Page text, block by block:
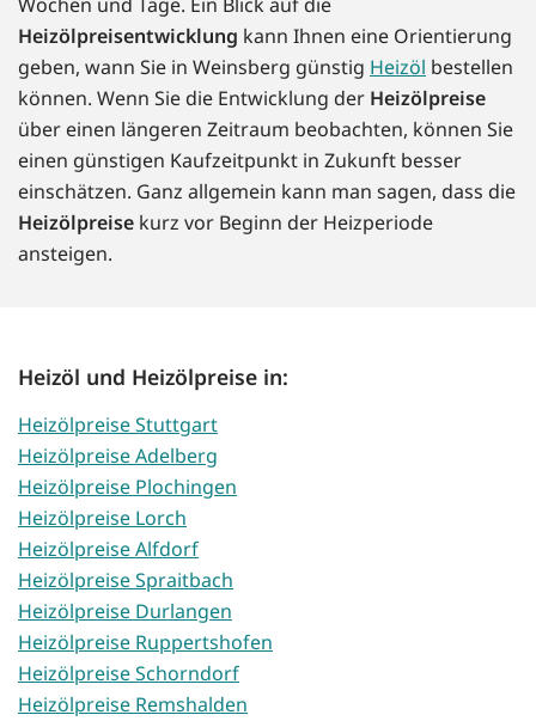
Heizölpreisentwicklung kann Ihnen eine Orientierung
geben, wann Sie in Weinsberg günstig Heizöl bestellen
können. Wenn Sie die Entwicklung der Heizölpreise
über einen längeren Zeitraum beobachten, können Sie
einen günstigen Kaufzeitpunkt in Zukunft besser
einschätzen. Ganz allgemein kann man sagen, dass die
Heizölpreise kurz vor Beginn der Heizperiode
ansteigen.
Heizöl und Heizölpreise in:
Heizölpreise Stuttgart
Heizölpreise Adelberg
Heizölpreise Plochingen
Heizölpreise Lorch
Heizölpreise Alfdorf
Heizölpreise Spraitbach
Heizölpreise Durlangen
Heizölpreise Ruppertshofen
Heizölpreise Schorndorf
Heizölpreise Remshalden